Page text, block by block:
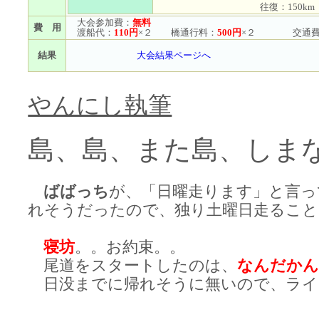
往復：150km
費 用
大会参加費：無料
渡船代： 110円 ×２ 橋通行料：500円 ×２ 交通費
結果 大会結果ページへ
やんにし執筆
島、島、また島、しま
ばばっちが、「日曜走ります」と言
れそうだったので、独り土曜日走るこ
寝坊。。お約束。。
尾道をスタートしたのは、 なんだか
日没までに帰れそうに無いので、ラ